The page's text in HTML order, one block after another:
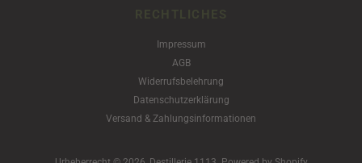
Impressum
AGB
Widerrufsbelehrung
Datenschutzerklärung
Versand & Zahlungsinformationen